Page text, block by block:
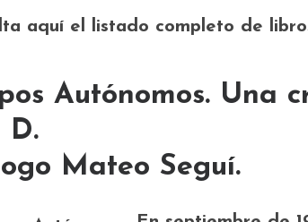
aquí el listado completo de
Autónomos. Una
D.
Mateo Seguí.